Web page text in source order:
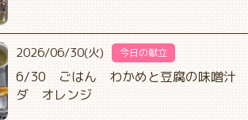
2026/06/30(火) 今日の献立
6/30 ごはん わかめと豆腐の味噌汁
ダ オレンジ